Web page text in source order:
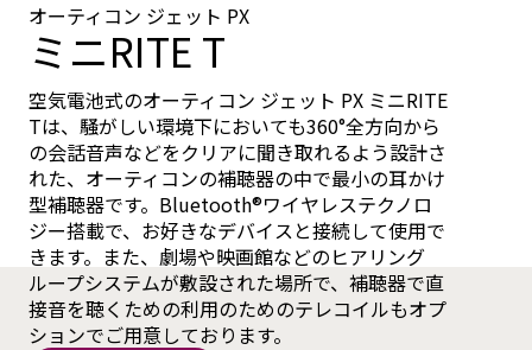
オーティコン ジェット PX
ミニRITE T
空気電池式のオーティコン ジェット PX ミニRITE
Tは、騒がしい環境下においても360°全方向から
の会話音声などをクリアに聞き取れるよう設計さ
れた、オーティコンの補聴器の中で最小の耳かけ
型補聴器です。Bluetooth®ワイヤレステクノロ
ジー搭載で、お好きなデバイスと接続して使用で
きます。また、劇場や映画館などのヒアリング
ループシステムが敷設された場所で、補聴器で直
接音を聴くための利用のためのテレコイルもオプ
ションでご用意しております。